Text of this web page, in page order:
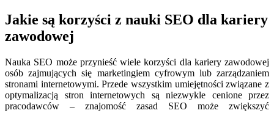
Jakie są korzyści z nauki SEO dla kariery
zawodowej
Nauka SEO może przynieść wiele korzyści dla kariery zawodowej
osób zajmujących się marketingiem cyfrowym lub zarządzaniem
stronami internetowymi. Przede wszystkim umiejętności związane z
optymalizacją stron internetowych są niezwykle cenione przez
pracodawców – znajomość zasad SEO może zwiększyć